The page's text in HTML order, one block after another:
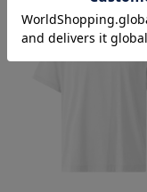
王道のノッチドラ